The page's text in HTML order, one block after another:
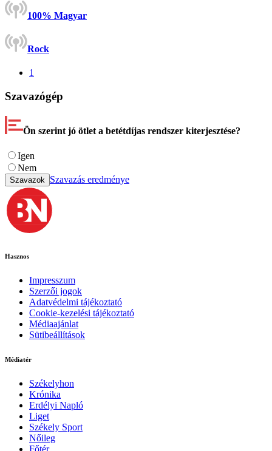
100% Magyar
Rock
1
Szavazógép
Ön szerint jó ötlet a betétdíjas rendszer kiterjesztése?
Igen
Nem
Szavazok Szavazás eredménye
Hasznos
Impresszum
Szerzői jogok
Adatvédelmi tájékoztató
Cookie-kezelési tájékoztató
Médiaajánlat
Sütibeállítások
Médiatér
Székelyhon
Krónika
Erdélyi Napló
Liget
Székely Sport
Nőileg